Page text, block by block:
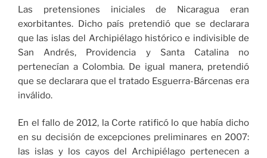
Las pretensiones iniciales de Nicaragua eran
exorbitantes. Dicho país pretendió que se declarara
que las islas del Archipiélago histórico e indivisible de
San Andrés, Providencia y Santa Catalina no
pertenecían a Colombia. De igual manera, pretendió
que se declarara que el tratado Esguerra-Bárcenas era
inválido.
En el fallo de 2012, la Corte ratificó lo que había dicho
en su decisión de excepciones preliminares en 2007:
las islas y los cayos del Archipiélago pertenecen a